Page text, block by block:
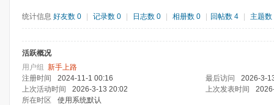
统计信息 好友数 0 记录数 0 日志数 0 相册数 0 回帖数 4 主题数
活跃概况
用户组 新手上路
注册时间
2024-11-1 00:16 最后访问
2026-3-
上次活动时间
2026-3-13 20:02 上次发表时间
所在时区
使用系统默认